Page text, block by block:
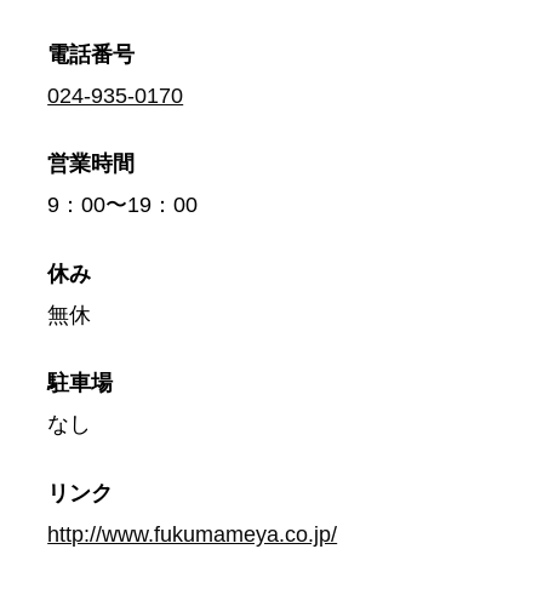
電話番号
024-935-0170
営業時間
9：00〜19：00
休み
無休
駐車場
なし
リンク
http://www.fukumameya.co.jp/